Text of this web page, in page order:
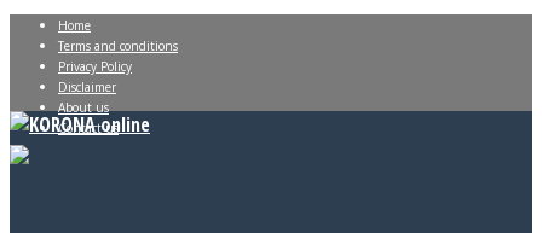
Home
Terms and conditions
Privacy Policy
Disclaimer
About us
Contact us